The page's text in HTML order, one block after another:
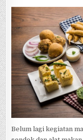
Belum lagi kegiatan